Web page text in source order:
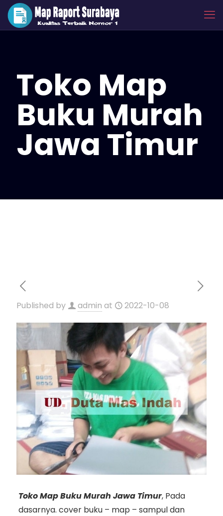
Toko Map
Buku Murah
Jawa Timur
Published by admin at 2022-10-08
Toko Map Buku Murah Jawa Timur, Pada
dasarnya. cover buku – map – sampul dan